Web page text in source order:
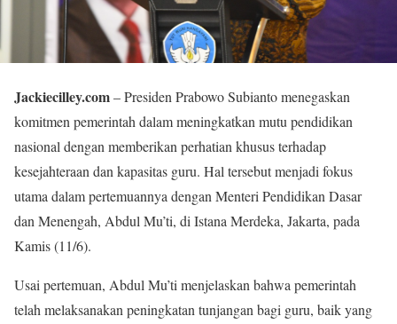
Jackiecilley.com– Presiden Prabowo Subianto menegaskan
komitmen pemerintah dalam meningkatkan mutu pendidikan
nasional dengan memberikan perhatian khusus terhadap
kesejahteraan dan kapasitas guru. Hal tersebut menjadi fokus
utama dalam pertemuannya dengan Menteri Pendidikan Dasar
dan Menengah, Abdul Mu’ti, di Istana Merdeka, Jakarta, pada
Kamis (11/6).
Usai pertemuan, Abdul Mu’ti menjelaskan bahwa pemerintah
telah melaksanakan peningkatan tunjangan bagi guru, baik yang